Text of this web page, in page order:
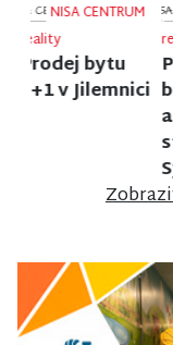
NISA CENTRUM
reality
Prodej bytu
1+1 v Liberci